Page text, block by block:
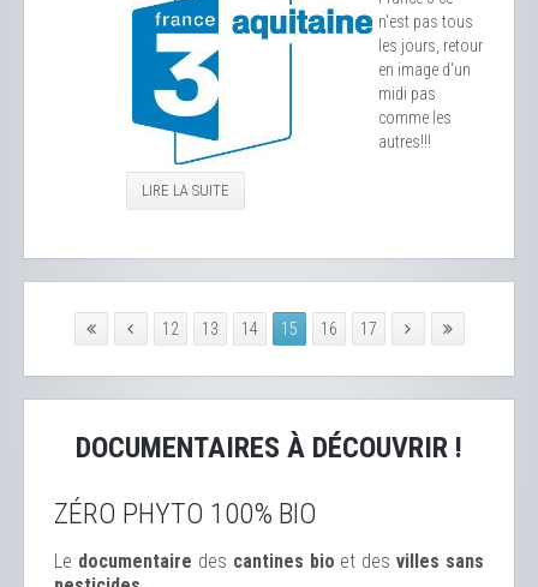
n'est pas tous
les jours, retour
en image d'un
midi pas
comme les
autres!!!
LIRE LA SUITE
12 13 14 15 16 17
DOCUMENTAIRES À DÉCOUVRIR !
ZÉRO PHYTO 100% BIO
Le documentaire des cantines bio et desvilles sans